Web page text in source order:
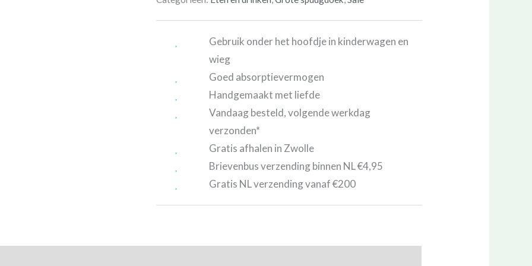
Gebruik onder het hoofdje in kinderwagen en
wieg
Goed absorptievermogen
Handgemaakt met liefde
Vandaag besteld, volgende werkdag
verzonden*
Gratis afhalen in Zwolle
Brievenbus verzending binnen NL €4,95
Gratis NL verzending vanaf €200